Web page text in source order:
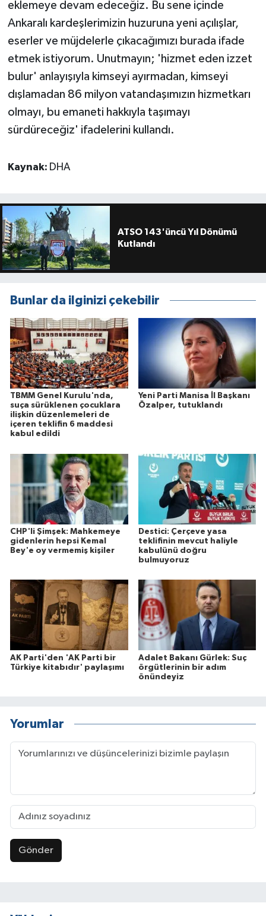
eklemeye devam edeceğiz. Bu sene içinde
Ankaralı kardeşlerimizin huzuruna yeni açılışlar,
eserler ve müjdelerle çıkacağımızı burada ifade
etmek istiyorum. Unutmayın; 'hizmet eden izzet
bulur' anlayışıyla kimseyi ayırmadan, kimseyi
dışlamadan 86 milyon vatandaşımızın hizmetkarı
olmayı, bu emaneti hakkıyla taşımayı
sürdüreceğiz' ifadelerini kullandı.
Kaynak: DHA
ATSO 143'üncü Yıl Dönümü
Kutlandı
Bunlar da ilginizi çekebilir
TBMM Genel Kurulu'nda,
suça sürüklenen çocuklara
ilişkin düzenlemeleri de
içeren teklifin 6 maddesi
kabul edildi
Yeni Parti Manisa İl Başkanı
Özalper, tutuklandı
CHP'li Şimşek: Mahkemeye
gidenlerin hepsi Kemal
Bey'e oy vermemiş kişiler
Destici: Çerçeve yasa
teklifinin mevcut haliyle
kabulünü doğru
bulmuyoruz
AK Parti'den 'AK Parti bir
Türkiye kitabıdır' paylaşımı
Adalet Bakanı Gürlek: Suç
örgütlerinin bir adım
önündeyiz
Yorumlar
Gönder